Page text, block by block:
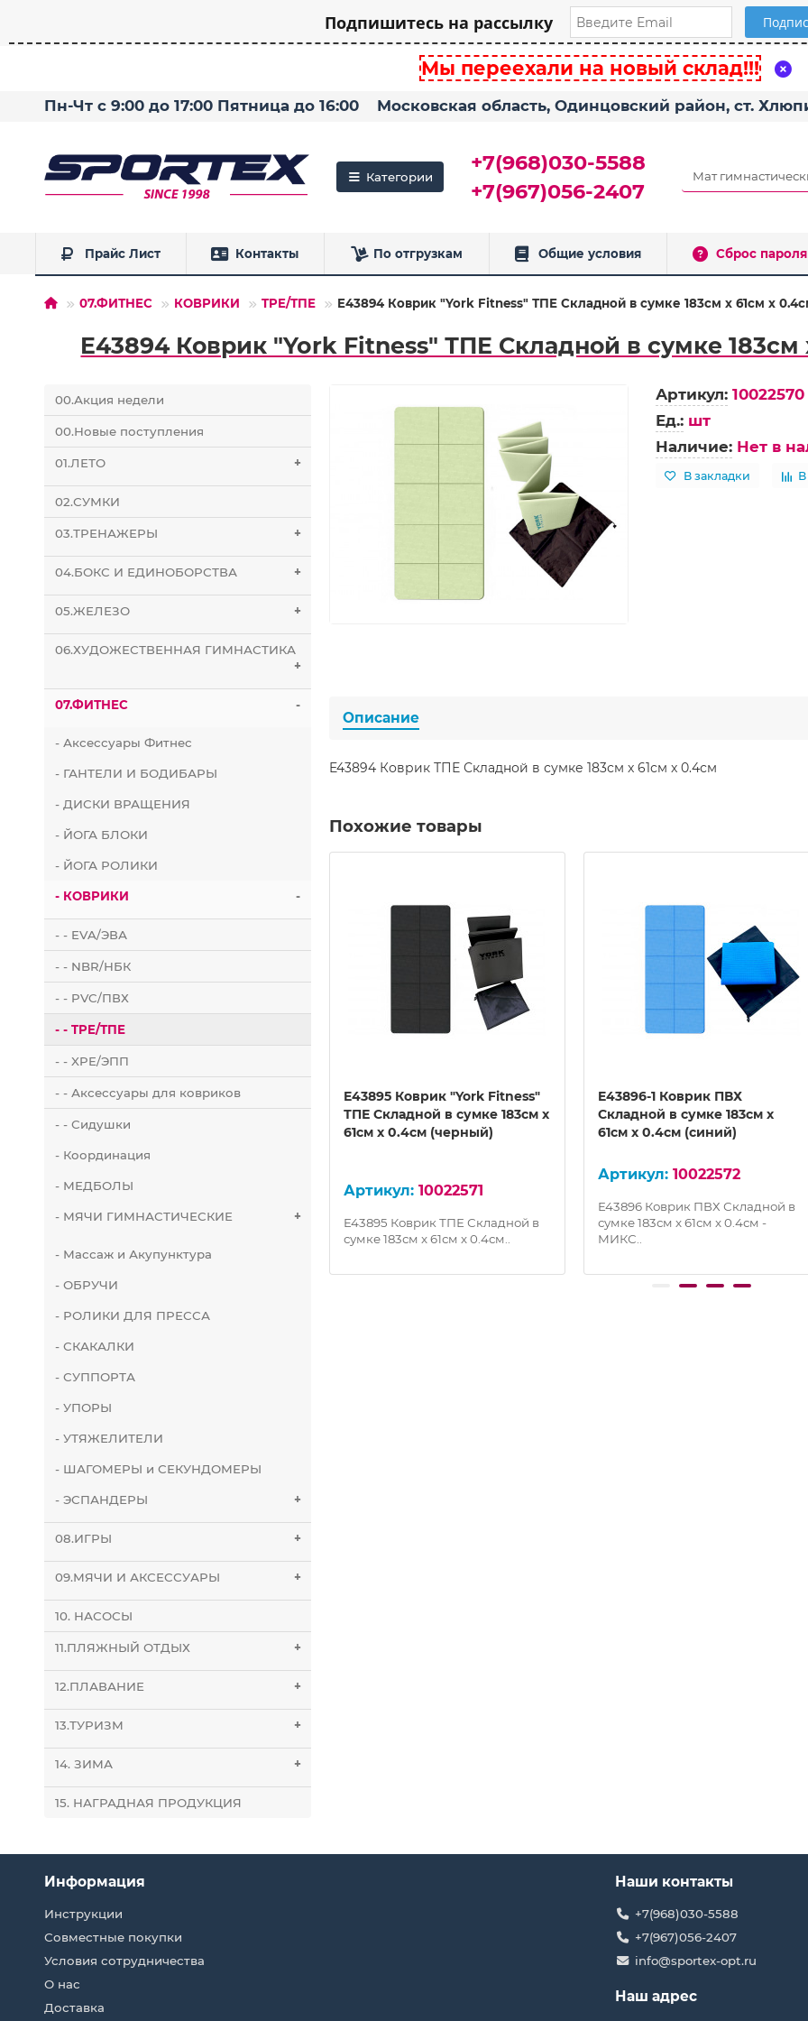
Подпишитесь на рассылку
Мы переехали на новый склад!!!
Пн-Чт с 9:00 до 17:00 Пятница до 16:00 Московская область, Одинцовский район, ст.
Категории
+7(968)030-5588
+7(967)056-2407
Прайс Лист Контакты По отгрузкам Общие условия Сброс пароля
07.ФИТНЕС КОВРИКИ TPE/ТПЕ E43894 Коврик "York Fitness" ТПЕ Складной в сумке 183см x 61см x
E43894 Коврик "York Fitness" ТПЕ Складной в сумке 183см
00.Акция недели
00.Новые поступления
01.ЛЕТО +
02.СУМКИ
03.ТРЕНАЖЕРЫ +
04.БОКС И ЕДИНОБОРСТВА +
05.ЖЕЛЕЗО +
06.ХУДОЖЕСТВЕННАЯ ГИМНАСТИКА
+
07.ФИТНЕС -
- Аксессуары Фитнес
- ГАНТЕЛИ И БОДИБАРЫ
- ДИСКИ ВРАЩЕНИЯ
- ЙОГА БЛОКИ
- ЙОГА РОЛИКИ
- КОВРИКИ -
- - EVA/ЭВА
- - NBR/НБК
- - PVC/ПВХ
- - TPE/ТПЕ
- - XPE/ЭПП
- - Аксессуары для ковриков
- - Сидушки
- Координация
- МЕДБОЛЫ
- МЯЧИ ГИМНАСТИЧЕСКИЕ +
- Массаж и Акупунктура
- ОБРУЧИ
- РОЛИКИ ДЛЯ ПРЕССА
- СКАКАЛКИ
- СУППОРТА
- УПОРЫ
- УТЯЖЕЛИТЕЛИ
- ШАГОМЕРЫ и СЕКУНДОМЕРЫ
- ЭСПАНДЕРЫ +
08.ИГРЫ +
09.МЯЧИ И АКСЕССУАРЫ +
10. НАСОСЫ
11.ПЛЯЖНЫЙ ОТДЫХ +
12.ПЛАВАНИЕ +
13.ТУРИЗМ +
14. ЗИМА +
15. НАГРАДНАЯ ПРОДУКЦИЯ
Артикул: 10022570
Ед.: шт
Наличие: Нет в
В закладки
Описание
E43894 Коврик ТПЕ Складной в сумке 183см x 61см x 0.4см
Похожие товары
E43826 Эспандер кистевой
мяч ПУ, 7,6 см (игровые мячи)
E43826 Эспандер кистевой мяч
E43895 Коврик "York Fitness"
ТПЕ Складной в сумке 183см x
61см x 0.4см (черный)
10022571
E43895 Коврик ТПЕ Складной в
сумке 183см x 61см x 0.4см..
E43896-1 Коврик ПВХ
Складной в сумке 183см x
61см x 0.4см (синий)
10022572
E43896 Коврик ПВХ Складной в
сумке 183см x 61см x 0.4см -
МИКС..
Информация
Инструкции
Совместные покупки
Условия сотрудничества
О нас
Доставка
Наши контакты
+7(968)030-5588
+7(967)056-2407
info@sportex-opt.ru
Наш адрес